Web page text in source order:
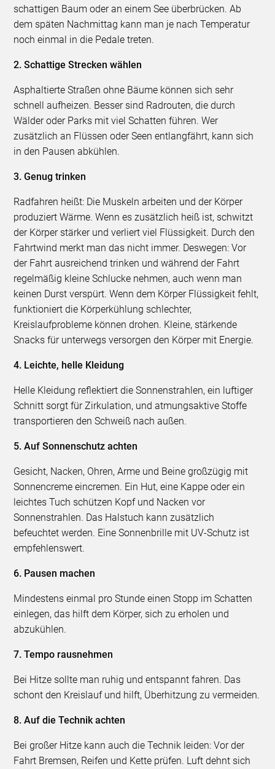
schattigen Baum oder an einem See überbrücken. Ab
dem späten Nachmittag kann man je nach Temperatur
noch einmal in die Pedale treten.
2. Schattige Strecken wählen
Asphaltierte Straßen ohne Bäume können sich sehr
schnell aufheizen. Besser sind Radrouten, die durch
Wälder oder Parks mit viel Schatten führen. Wer
zusätzlich an Flüssen oder Seen entlangfährt, kann sich
in den Pausen abkühlen.
3. Genug trinken
Radfahren heißt: Die Muskeln arbeiten und der Körper
produziert Wärme. Wenn es zusätzlich heiß ist, schwitzt
der Körper stärker und verliert viel Flüssigkeit. Durch den
Fahrtwind merkt man das nicht immer. Deswegen: Vor
der Fahrt ausreichend trinken und während der Fahrt
regelmäßig kleine Schlucke nehmen, auch wenn man
keinen Durst verspürt. Wenn dem Körper Flüssigkeit fehlt,
funktioniert die Körperkühlung schlechter,
Kreislaufprobleme können drohen. Kleine, stärkende
Snacks für unterwegs versorgen den Körper mit Energie.
4. Leichte, helle Kleidung
Helle Kleidung reflektiert die Sonnenstrahlen, ein luftiger
Schnitt sorgt für Zirkulation, und atmungsaktive Stoffe
transportieren den Schweiß nach außen.
5. Auf Sonnenschutz achten
Gesicht, Nacken, Ohren, Arme und Beine großzügig mit
Sonnencreme eincremen. Ein Hut, eine Kappe oder ein
leichtes Tuch schützen Kopf und Nacken vor
Sonnenstrahlen. Das Halstuch kann zusätzlich
befeuchtet werden. Eine Sonnenbrille mit UV-Schutz ist
empfehlenswert.
6. Pausen machen
Mindestens einmal pro Stunde einen Stopp im Schatten
einlegen, das hilft dem Körper, sich zu erholen und
abzukühlen.
7. Tempo rausnehmen
Bei Hitze sollte man ruhig und entspannt fahren. Das
schont den Kreislauf und hilft, Überhitzung zu vermeiden.
8. Auf die Technik achten
Bei großer Hitze kann auch die Technik leiden: Vor der
Fahrt Bremsen, Reifen und Kette prüfen. Luft dehnt sich